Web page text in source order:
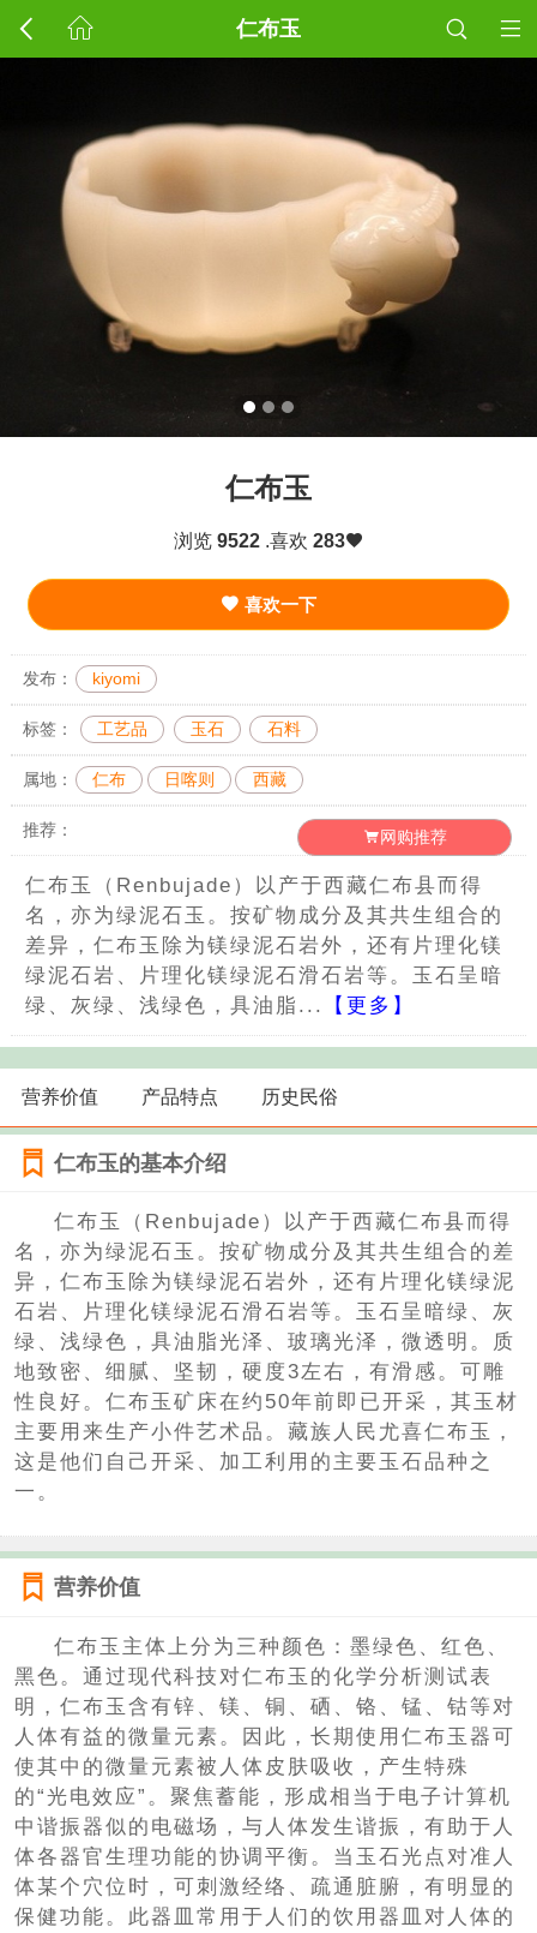
仁布玉
仁布玉
浏览 9522.喜欢 283
喜欢一下
发布： kiyomi
标签： 工艺品 玉石 石料
属地： 仁布 日喀则 西藏
推荐： 网购推荐
仁布玉（Renbujade）以产于西藏仁布县而得
名，亦为绿泥石玉。按矿物成分及其共生组合的
差异，仁布玉除为镁绿泥石岩外，还有片理化镁
绿泥石岩、片理化镁绿泥石滑石岩等。玉石呈暗
绿、灰绿、浅绿色，具油脂...
【更多】
营养价值 产品特点 历史民俗
仁布玉的基本介绍
仁布玉（Renbujade）以产于西藏仁布县而得
名，亦为绿泥石玉。按矿物成分及其共生组合的差
异，仁布玉除为镁绿泥石岩外，还有片理化镁绿泥
石岩、片理化镁绿泥石滑石岩等。玉石呈暗绿、灰
绿、浅绿色，具油脂光泽、玻璃光泽，微透明。质
地致密、细腻、坚韧，硬度3左右，有滑感。可雕
性良好。仁布玉矿床在约50年前即已开采，其玉材
主要用来生产小件艺术品。藏族人民尤喜仁布玉，
这是他们自己开采、加工利用的主要玉石品种之
一。
营养价值
仁布玉主体上分为三种颜色：墨绿色、红色、
黑色。通过现代科技对仁布玉的化学分析测试表
明，仁布玉含有锌、镁、铜、硒、铬、锰、钴等对
人体有益的微量元素。因此，长期使用仁布玉器可
使其中的微量元素被人体皮肤吸收，产生特殊
的“光电效应”。聚焦蓄能，形成相当于电子计算机
中谐振器似的电磁场，与人体发生谐振，有助于人
体各器官生理功能的协调平衡。当玉石光点对准人
体某个穴位时，可刺激经络、疏通脏腑，有明显的
保健功能。此器皿常用于人们的饮用器皿对人体的